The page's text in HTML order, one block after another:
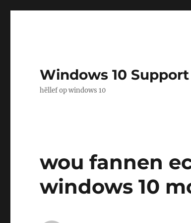
Windows 10 Support
hëllef op windows 10
wou fannen
windows 10